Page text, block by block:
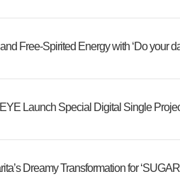
Free-Spirited Energy with ‘Do your
Launch Special Digital Single
Dreamy Transformation for